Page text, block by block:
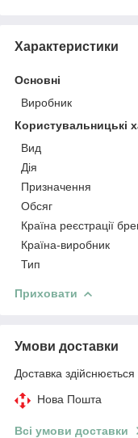
Характеристики
Основні
Виробник
Користувальницькі
Вид
Дія
Призначення
Обсяг
Країна реєстрації
Країна-виробник
Тип
Приховати
Умови доставки
Доставка здійснюється
Нова Пошта
Всі умови доставки